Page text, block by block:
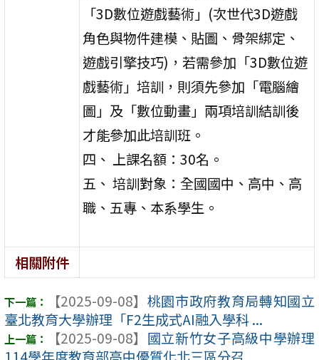
「3D數位遊戲藝術」(次世代3D遊戲
角色與物件建模、貼圖、骨架綁定、
遊戲引擎技巧)，若需參加「3D數位遊
戲藝術」培訓，則須先參加「電腦繪
圖」及「數位動畫」兩項培訓結訓後
才能參加此培訓班。
四、 上課名額：30名。
五、 培訓對象：全國國中、高中、高
職、五專、本系學生。
相關附件
【2025-09-08】 桃園市政府教育局轉知國立
臺北教育大學辦理「F2生成式AI融入學科 ...
【2025-09-08】 國立新竹女子高級中學辦理